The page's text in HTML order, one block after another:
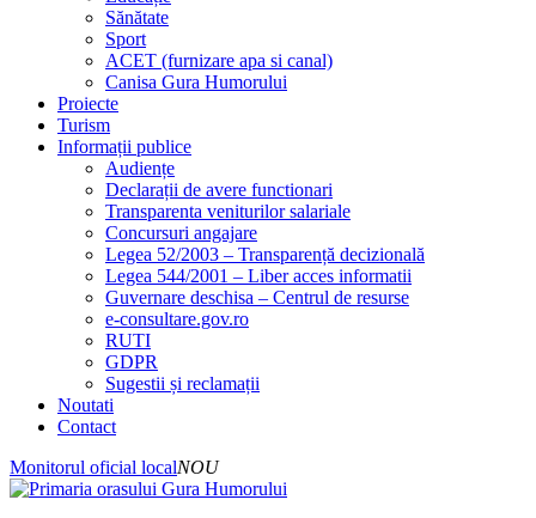
Sănătate
Sport
ACET (furnizare apa si canal)
Canisa Gura Humorului
Proiecte
Turism
Informații publice
Audiențe
Declarații de avere functionari
Transparenta veniturilor salariale
Concursuri angajare
Legea 52/2003 – Transparență decizională
Legea 544/2001 – Liber acces informatii
Guvernare deschisa – Centrul de resurse
e-consultare.gov.ro
RUTI
GDPR
Sugestii și reclamații
Noutati
Contact
Monitorul oficial localNOU